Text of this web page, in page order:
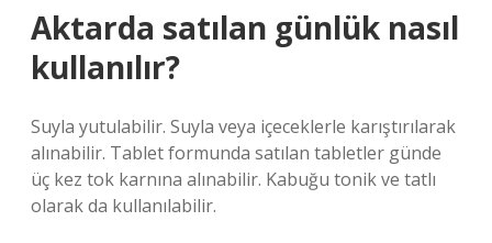
Aktarda satılan günlük nasıl
kullanılır?
Suyla yutulabilir. Suyla veya içeceklerle karıştırılarak
alınabilir. Tablet formunda satılan tabletler günde
üç kez tok karnına alınabilir. Kabuğu tonik ve tatlı
olarak da kullanılabilir.